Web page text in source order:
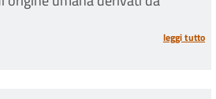
leggi tutto